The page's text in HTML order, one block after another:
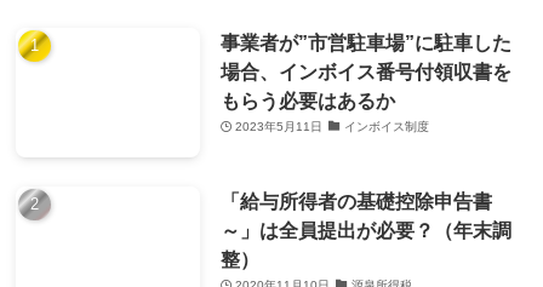
事業者が”市営駐車場”に駐車した
場合、インボイス番号付領収書を
もらう必要はあるか
2023年5月11日 インボイス制度
「給与所得者の基礎控除申告書
～」は全員提出が必要？（年末調
整）